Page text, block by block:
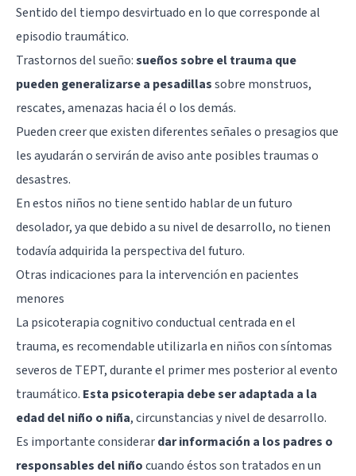
Sentido del tiempo desvirtuado en lo que corresponde al
episodio traumático.
Trastornos del sueño:sueños sobre el trauma que
pueden generalizarse a pesadillassobre monstruos,
rescates, amenazas hacia él o los demás.
Pueden creer que existen diferentes señales o presagios que
les ayudarán o servirán de aviso ante posibles traumas o
desastres.
En estos niños no tiene sentido hablar de un futuro
desolador, ya que debido a su nivel de desarrollo, no tienen
todavía adquirida la perspectiva del futuro.
Otras indicaciones para la intervención en pacientes
menores
La psicoterapia cognitivo conductual centrada en el
trauma, es recomendable utilizarla en niños con síntomas
severos de TEPT, durante el primer mes posterior al evento
traumático. Esta psicoterapia debe ser adaptada a la
edad del niño o niña, circunstancias y nivel de desarrollo.
Es importante considerardar información a los padres o
responsables del niñocuando éstos son tratados en un